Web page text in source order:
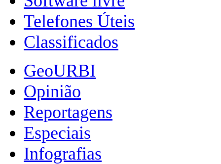
Telefones Úteis
Classificados
GeoURBI
Opinião
Reportagens
Especiais
Infografias